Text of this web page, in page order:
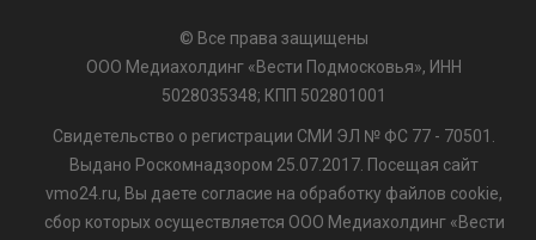
© Все права защищены
ООО Медиахолдинг «Вести Подмосковья», ИНН
5028035348; КПП 502801001
Свидетельство о регистрации СМИ ЭЛ № ФС 77 - 70501.
Выдано Роскомнадзором 25.07.2017. Посещая сайт
vmo24.ru, Вы даете согласие на обработку файлов cookie,
сбор которых осуществляется ООО Медиахолдинг «Вести